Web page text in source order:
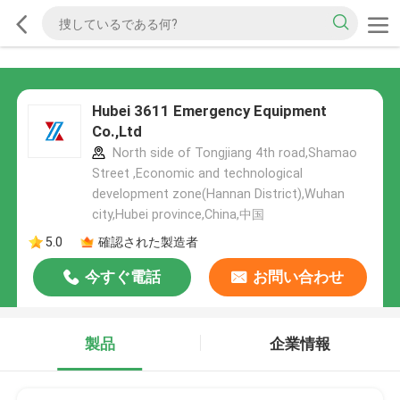
Hubei 3611 Emergency Equipment
Co.,Ltd
North side of Tongjiang 4th road,Shamao
Street ,Economic and technological
development zone(Hannan District),Wuhan
city,Hubei province,China,中国
5.0
確認された製造者
今すぐ電話 お問い合わせ
製品 企業情報